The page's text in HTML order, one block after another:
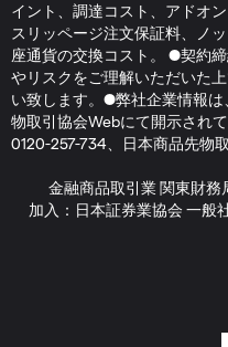
イント、調達コスト、アドオ
スリッページ注文保証料、ノ
座通貨の交換コスト。 ●契約
やリスクをご理解いただいた
い致します。●弊社企業情報
物取引協会Webにて開示され
0120-257-734、日本商品先物
金融商品取引業 関東財
加入：日本証券業協会 一般